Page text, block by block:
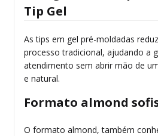
Tip Gel
As tips em gel pré-moldadas
processo tradicional, ajudando a
atendimento sem abrir mão de
e natural.
Formato almond
O formato almond, também